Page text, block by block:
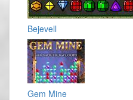
Bejevell
Gem Mine